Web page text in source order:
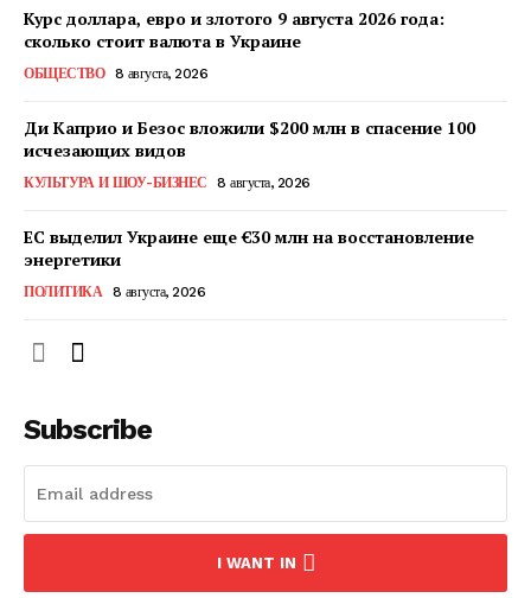
КавПолит
Курс доллара, евро и злотого 9 августа 2026 года:
сколько стоит валюта в Украине
ОБЩЕСТВО 8 августа, 2026
Ди Каприо и Безос вложили $200 млн в спасение 100
исчезающих видов
КУЛЬТУРА И ШОУ-БИЗНЕС 8 августа, 2026
ЕС выделил Украине еще €30 млн на восстановление
энергетики
ПОЛИТИКА 8 августа, 2026
Subscribe
I WANT IN